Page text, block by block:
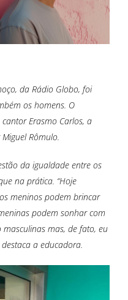
da Rádio Globo, foi
os homens. O
Erasmo Carlos, a
Rômulo.
da igualdade entre os
na prática. “Hoje
meninos podem brincar
podem sonhar com
mas, de fato, eu
a educadora.